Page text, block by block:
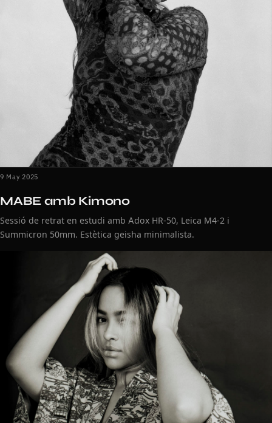
9 May 2025
MABE amb Kimono
Sessió de retrat en estudi amb Adox HR-50, Leica M4-2 i
Summicron 50mm. Estètica geisha minimalista.